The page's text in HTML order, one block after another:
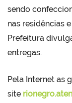
sendo
nas residências
Prefeitura
entregas.
Pela Internet as
site